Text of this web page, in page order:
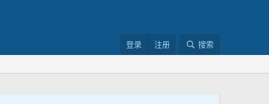
登录 注册 搜索